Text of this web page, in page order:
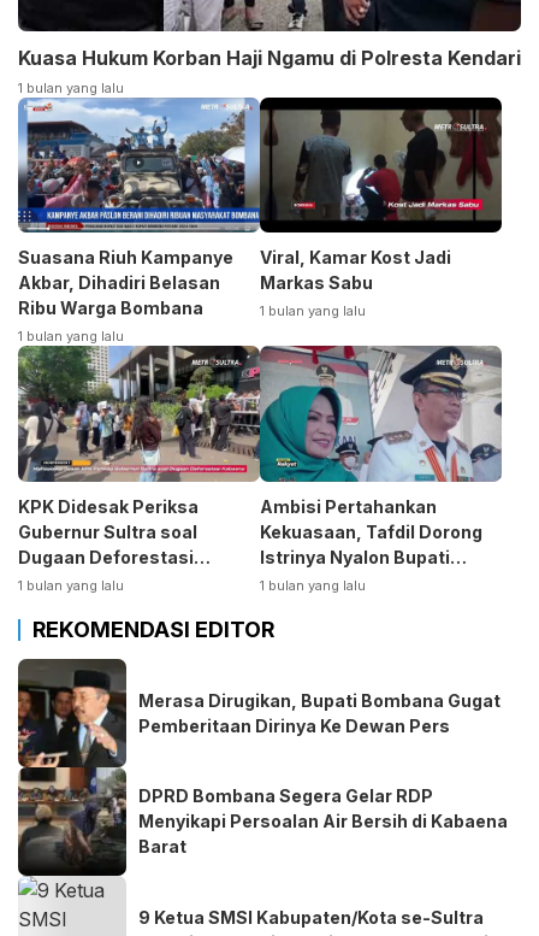
Kuasa Hukum Korban Haji Ngamu di Polresta Kendari
1 bulan yang lalu
Suasana Riuh Kampanye
Akbar, Dihadiri Belasan
Ribu Warga Bombana
1 bulan yang lalu
Viral, Kamar Kost Jadi
Markas Sabu
1 bulan yang lalu
KPK Didesak Periksa
Gubernur Sultra soal
Dugaan Deforestasi
Kabaen
1 bulan yang lalu
Ambisi Pertahankan
Kekuasaan, Tafdil Dorong
Istrinya Nyalon Bupati
Bombana
1 bulan yang lalu
REKOMENDASI EDITOR
Merasa Dirugikan, Bupati Bombana Gugat
Pemberitaan Dirinya Ke Dewan Pers
DPRD Bombana Segera Gelar RDP
Menyikapi Persoalan Air Bersih di Kabaena
Barat
9 Ketua SMSI Kabupaten/Kota se-Sultra